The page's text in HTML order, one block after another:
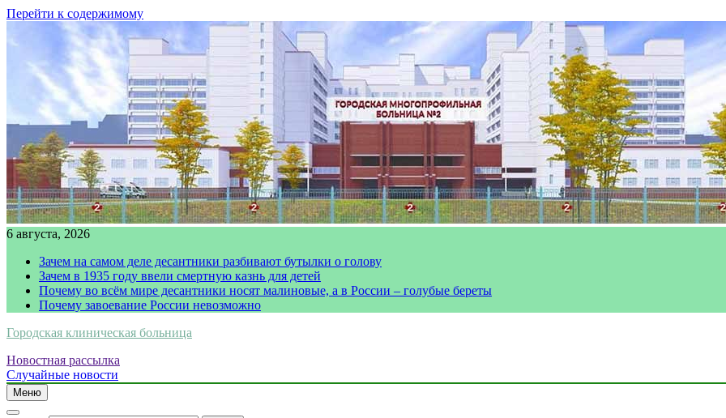
Перейти к содержимому
6 августа, 2026
Зачем на самом деле десантники разбивают бутылки о голову
Зачем в 1935 году ввели смертную казнь для детей
Почему во всём мире десантники носят малиновые, а в России – голубые береты
Почему завоевание России невозможно
Городская клиническая больница
Новостная рассылка
Случайные новости
Меню